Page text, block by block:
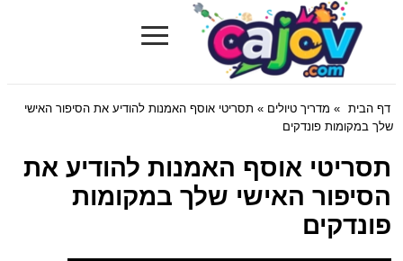
Cajov.com
≡
דף הבית » מדריך טיולים » תסריטי אוסף האמנות להודיע את הסיפור האישי
שלך במקומות פונדקים
תסריטי אוסף האמנות להודיע את
הסיפור האישי שלך במקומות
פונדקים